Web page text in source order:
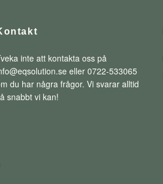
inte att kontakta oss på
eller 0722-533065
du har några frågor. Vi svarar alltid
snabbt vi kan!